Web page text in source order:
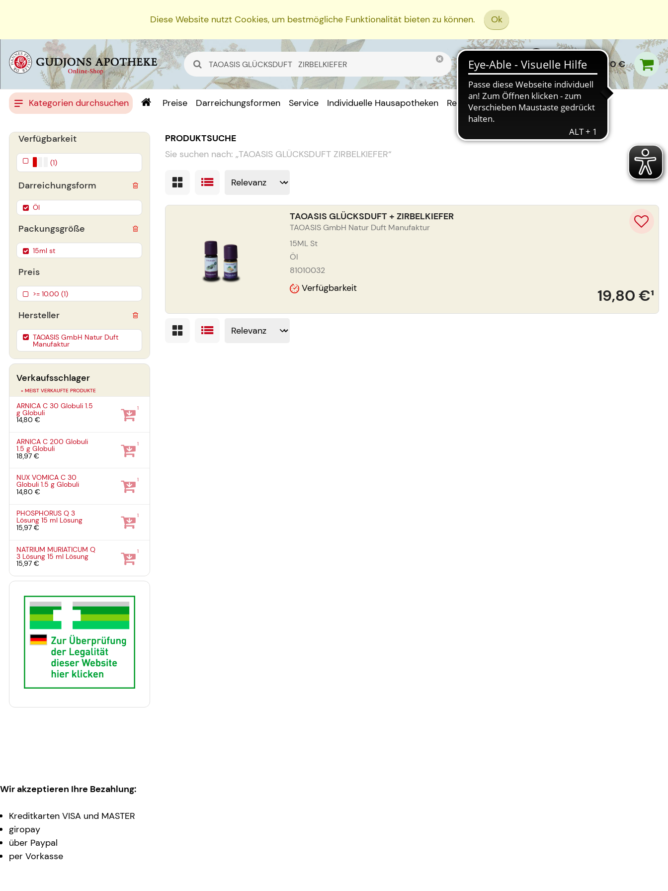
Diese Website nutzt Cookies, um bestmögliche Funktionalität bieten zu können. Ok
0,00 €
Kategorien durchsuchen Preise Darreichungsformen Service Individuelle Hausapotheken Rezept Einreichen
PRODUKTSUCHE
Sie suchen nach: „TAOASIS GLÜCKSDUFT ZIRBELKIEFER“
TAOASIS GLÜCKSDUFT + ZIRBELKIEFER
TAOASIS GmbH Natur Duft Manufaktur
15ML St
Öl
81010032
Verfügbarkeit 19,80 €¹
Verfügbarkeit
(1)
Darreichungsform
Öl
Packungsgröße
15ml st
Preis
>= 10.00 (1)
Hersteller
TAOASIS GmbH Natur Duft
Manufaktur
Verkaufsschlager
» MEIST VERKAUFTE PRODUKTE
ARNICA C 30 Globuli1.5
gGlobuli
14,80 €
1
ARNICA C 200 Globuli
1.5 gGlobuli
18,97 €
1
NUX VOMICA C 30
Globuli1.5 gGlobuli
14,80 €
1
PHOSPHORUS Q 3
Lösung15 ml Lösung
15,97 €
1
NATRIUM MURIATICUM Q
3 Lösung15 ml Lösung
15,97 €
1
Wir akzeptieren Ihre Bezahlung:
Kreditkarten VISA und MASTER
giropay
über Paypal
per Vorkasse